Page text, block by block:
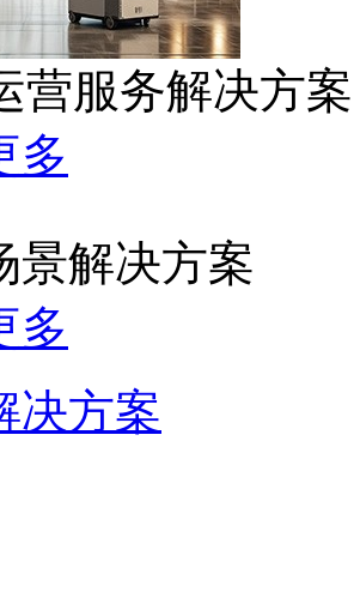
营服务解决方案
多
景解决方案
多
决方案